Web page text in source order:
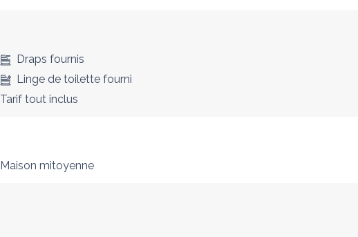
Draps fournis
Linge de toilette fourni
Tarif tout inclus
Maison mitoyenne